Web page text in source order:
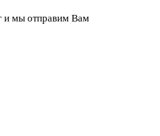
и мы отправим Вам